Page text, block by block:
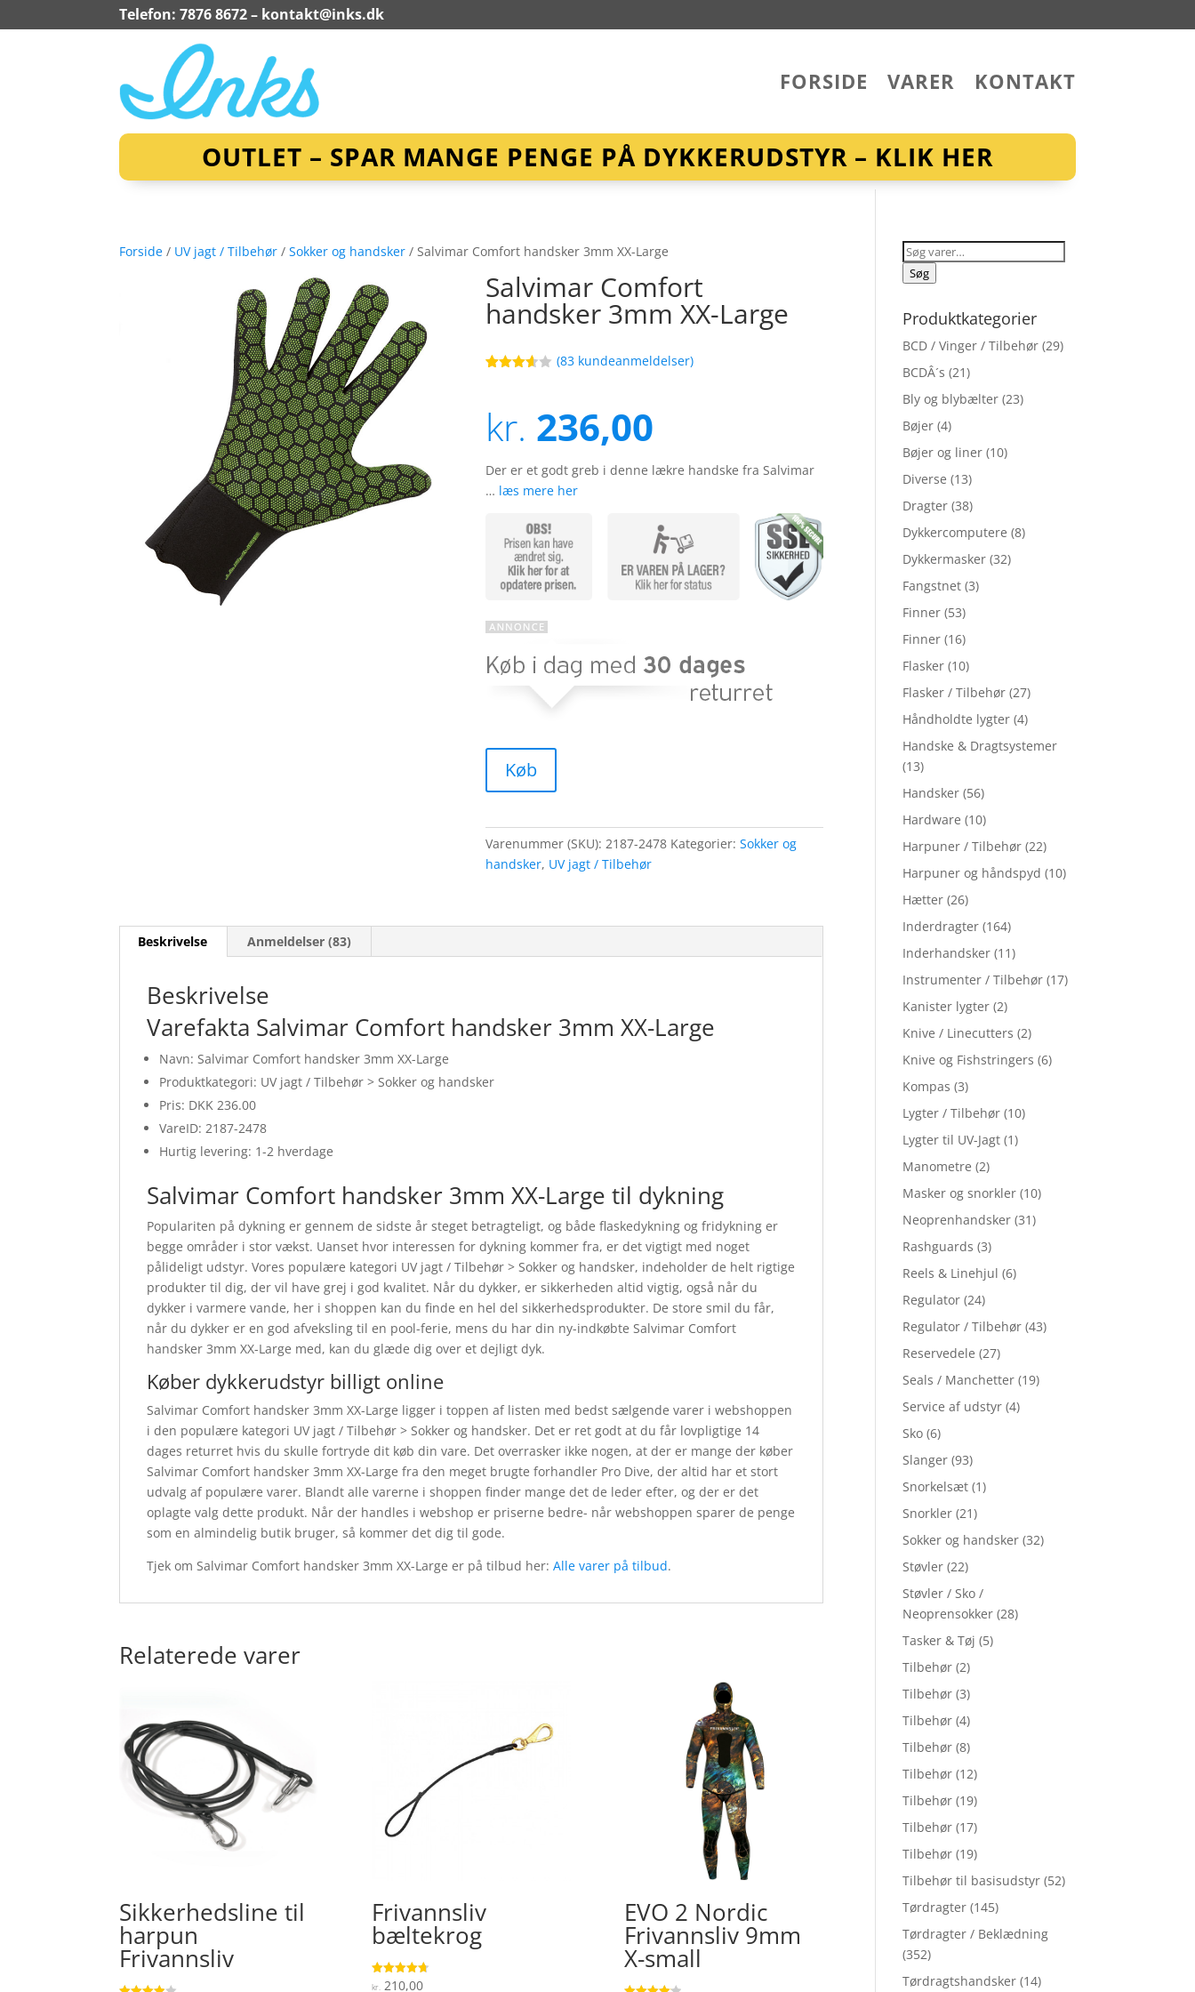
Telefon: 7876 8672 – kontakt@inks.dk
FORSIDE VARER KONTAKT
OUTLET – SPAR MANGE PENGE PÅ DYKKERUDSTYR – KLIK HER
Forside / UV jagt / Tilbehør /Sokker og handsker / Salvimar Comfort handsker 3mm XX-Large
Salvimar Comfort
handsker 3mm XX-Large
af 5
baseret
på
ømmels
er
(83kundeanmeldelser)
kr. 236,00
Der er et godt greb i denne lækre handske fra Salvimar
… læs mere her
Køb
Varenummer (SKU):2187-2478 Kategorier:Sokker og
handsker, UV jagt / Tilbehør
Beskrivelse Anmeldelser (83)
Beskrivelse
Varefakta Salvimar Comfort handsker 3mm XX-Large
Navn: Salvimar Comfort handsker 3mm XX-Large
Produktkategori: UV jagt / Tilbehør > Sokker og handsker
Pris: DKK 236.00
VareID: 2187-2478
Hurtig levering: 1-2 hverdage
Salvimar Comfort handsker 3mm XX-Large til dykning
Populariten på dykning er gennem de sidste år steget betragteligt, og både flaskedykning og fridykning er
begge områder i stor vækst. Uanset hvor interessen for dykning kommer fra, er det vigtigt med noget
pålideligt udstyr. Vores populære kategori UV jagt / Tilbehør > Sokker og handsker, indeholder de helt rigtige
produkter til dig, der vil have grej i god kvalitet. Når du dykker, er sikkerheden altid vigtig, også når du
dykker i varmere vande, her i shoppen kan du finde en hel del sikkerhedsprodukter. De store smil du får,
når du dykker er en god afveksling til en pool-ferie, mens du har din ny-indkøbte Salvimar Comfort
handsker 3mm XX-Large med, kan du glæde dig over et dejligt dyk.
Køber dykkerudstyr billigt online
Salvimar Comfort handsker 3mm XX-Large ligger i toppen af listen med bedst sælgende varer i webshoppen
i den populære kategori UV jagt / Tilbehør > Sokker og handsker. Det er ret godt at du får lovpligtige 14
dages returret hvis du skulle fortryde dit køb din vare. Det overrasker ikke nogen, at der er mange der køber
Salvimar Comfort handsker 3mm XX-Large fra den meget brugte forhandler Pro Dive, der altid har et stort
udvalg af populære varer. Blandt alle varerne i shoppen finder mange det de leder efter, og der er det
oplagte valg dette produkt. Når der handles i webshop er priserne bedre- når webshoppen sparer de penge
som en almindelig butik bruger, så kommer det dig til gode.
Tjek om Salvimar Comfort handsker 3mm XX-Large er på tilbud her:Alle varer på tilbud.
Relaterede varer
Sikkerhedsline til
harpun
Frivannsliv
Frivannsliv
bæltekrog
Vurderet
kr.210,00
EVO 2 Nordic
Frivannsliv 9mm
X-small
Søg
efter:
Søg
Produktkategorier
BCD / Vinger / Tilbehør (29)
BCDÂ´s (21)
Bly og blybælter (23)
Bøjer (4)
Bøjer og liner (10)
Diverse (13)
Dragter (38)
Dykkercomputere (8)
Dykkermasker (32)
Fangstnet (3)
Finner (53)
Finner (16)
Flasker (10)
Flasker / Tilbehør (27)
Håndholdte lygter (4)
Handske & Dragtsystemer
(13)
Handsker (56)
Hardware (10)
Harpuner / Tilbehør (22)
Harpuner og håndspyd (10)
Hætter (26)
Inderdragter (164)
Inderhandsker (11)
Instrumenter / Tilbehør (17)
Kanister lygter (2)
Knive / Linecutters (2)
Knive og Fishstringers (6)
Kompas (3)
Lygter / Tilbehør (10)
Lygter til UV-Jagt (1)
Manometre (2)
Masker og snorkler (10)
Neoprenhandsker (31)
Rashguards (3)
Reels & Linehjul (6)
Regulator (24)
Regulator / Tilbehør (43)
Reservedele (27)
Seals / Manchetter (19)
Service af udstyr (4)
Sko (6)
Slanger (93)
Snorkelsæt (1)
Snorkler (21)
Sokker og handsker (32)
Støvler (22)
Støvler / Sko /
Neoprensokker (28)
Tasker & Tøj (5)
Tilbehør (2)
Tilbehør (3)
Tilbehør (4)
Tilbehør (8)
Tilbehør (12)
Tilbehør (19)
Tilbehør (17)
Tilbehør (19)
Tilbehør til basisudstyr (52)
Tørdragter (145)
Tørdragter / Beklædning
(352)
Tørdragtshandsker (14)